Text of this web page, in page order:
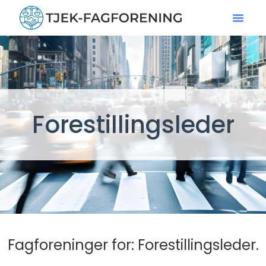
Forestillingsleder
Fagforeninger for: Forestillingsleder.